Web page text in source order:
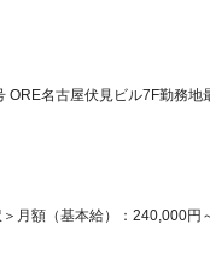
名古屋伏見ビル7F勤務地
月額（基本給）：240,000円